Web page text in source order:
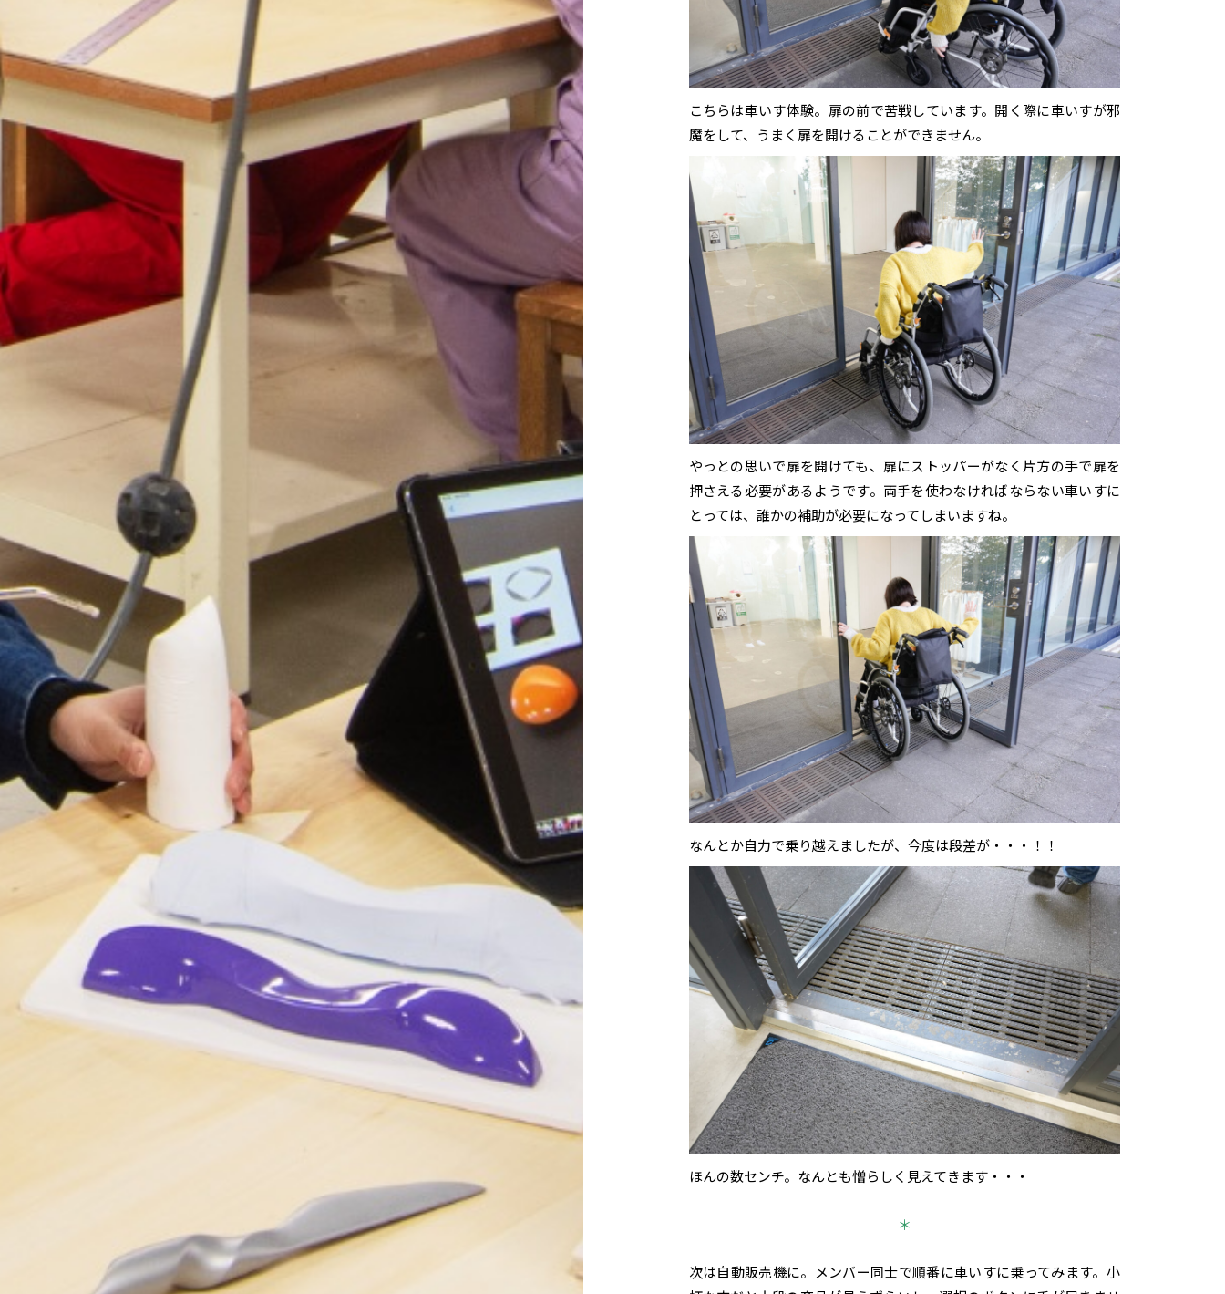
こちらは車いす体験。扉の前で苦戦しています。開く際に車いすが邪
魔をして、うまく扉を開けることができません。
やっとの思いで扉を開けても、扉にストッパーがなく片方の手で扉を
押さえる必要があるようです。両手を使わなければならない車いすに
とっては、誰かの補助が必要になってしまいますね。
なんとか自力で乗り越えましたが、今度は段差が・・・！！
ほんの数センチ。なんとも憎らしく見えてきます・・・
＊
次は自動販売機に。メンバー同士で順番に車いすに乗ってみます。小